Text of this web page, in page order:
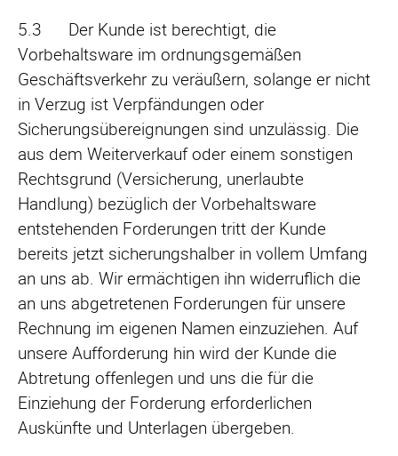
5.3 Der Kunde ist berechtigt, die
Vorbehaltsware im ordnungsgemäßen
Geschäftsverkehr zu veräußern, solange er nicht
in Verzug ist Verpfändungen oder
Sicherungsübereignungen sind unzulässig. Die
aus dem Weiterverkauf oder einem sonstigen
Rechtsgrund (Versicherung, unerlaubte
Handlung) bezüglich der Vorbehaltsware
entstehenden Forderungen tritt der Kunde
bereits jetzt si­cherungshalber in vollem Umfang
an uns ab. Wir ermächtigen ihn widerruflich die
an uns abgetretenen Forderungen für unsere
Rechnung im eigenen Namen einzuziehen. Auf
unsere Aufforderung hin wird der Kunde die
Abtretung offenlegen und uns die für die
Einziehung der Forderung erforderlichen
Auskünfte und Unterlagen übergeben.